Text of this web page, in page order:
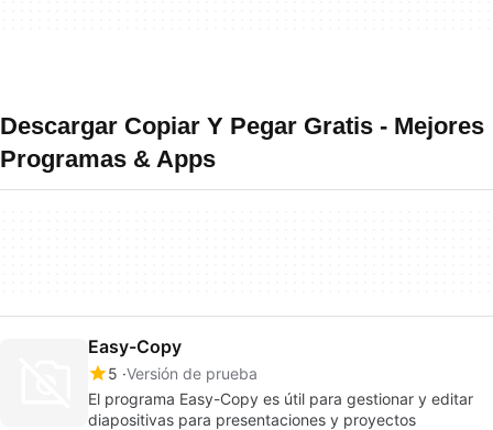
Descargar Copiar Y Pegar Gratis - Mejores
Programas & Apps
Easy-Copy
5 Versión de prueba
El programa Easy-Copy es útil para gestionar y editar
diapositivas para presentaciones y proyectos